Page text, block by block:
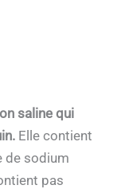
saline qui
Elle contient
de sodium
pas